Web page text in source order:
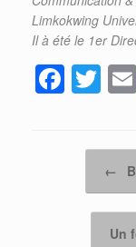
Limkokwing
Il à été le 1er
F T
tt
er
←
Un